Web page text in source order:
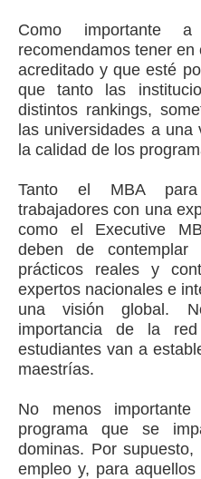
Como importante
recomendamos tener
acreditado y que esté
que tanto las
distintos rankings,
las universidades a
la calidad de los
Tanto el MBA
trabajadores con una
como el Executive
deben de
prácticos reales y
expertos nacionales e
una visión global.
importancia de la
estudiantes van a
maestrías.
No menos
programa que se
dominas. Por
empleo y, para